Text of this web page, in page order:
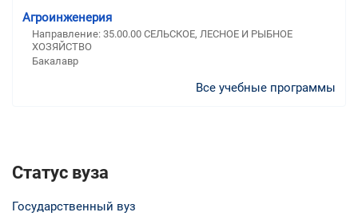
Агроинженерия
Направление: 35.00.00 СЕЛЬСКОЕ, ЛЕСНОЕ И РЫБНОЕ
ХОЗЯЙСТВО
Бакалавр
Все учебные программы
Статус вуза
Государственный вуз